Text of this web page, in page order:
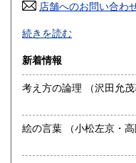
高知県
佐賀県
熊本県
沖縄県
店舗へのお問い合わ
-
沿線名：店舗営業なし
最寄駅：-
営業時間：-
定休日：-
書籍の買取について
続きを読む
新着情報
考え方の論理 （沢田
絵の言葉 （小松左京